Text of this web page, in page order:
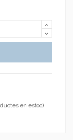
en estoc)